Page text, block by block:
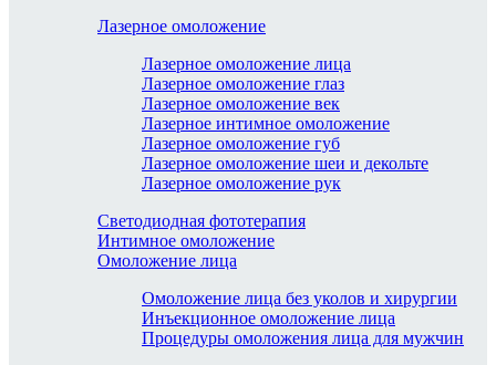
Лазерное омоложение
Лазерное омоложение лица
Лазерное омоложение глаз
Лазерное омоложение век
Лазерное интимное омоложение
Лазерное омоложение губ
Лазерное омоложение шеи и декольте
Лазерное омоложение рук
Светодиодная фототерапия
Интимное омоложение
Омоложение лица
Омоложение лица без уколов и хирургии
Инъекционное омоложение лица
Процедуры омоложения лица для мужчин